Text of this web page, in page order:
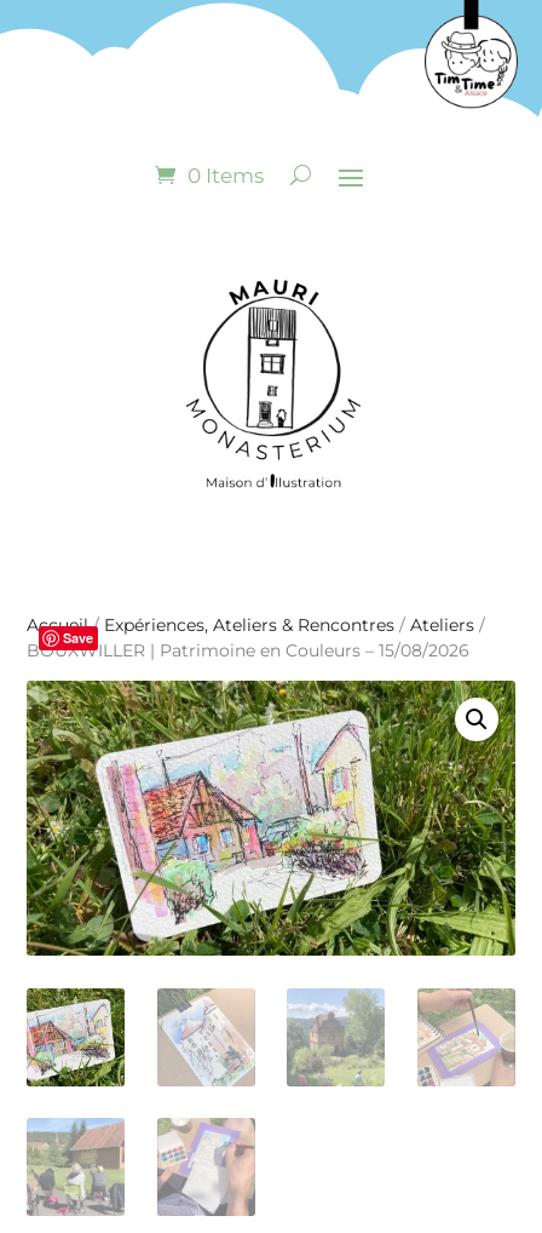
0 Items
Save
Accueil/ Expériences, Ateliers & Rencontres /Ateliers /
BOUXWILLER | Patrimoine en Couleurs – 15/08/2026